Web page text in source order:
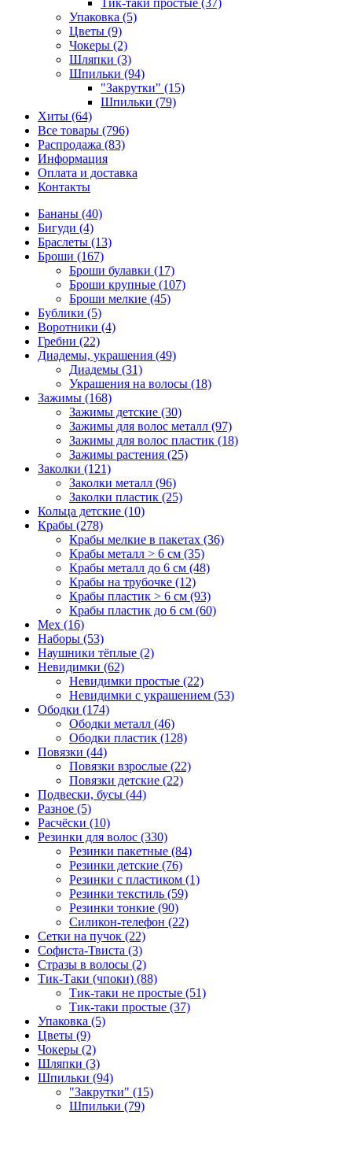
Упаковка (5)
Цветы (9)
Чокеры (2)
Шляпки (3)
Шпильки (94)
"Закрутки" (15)
Шпильки (79)
Хиты (64)
Все товары (796)
Распродажа (83)
Информация
Оплата и доставка
Контакты
Бананы (40)
Бигуди (4)
Браслеты (13)
Броши (167)
Броши булавки (17)
Броши крупные (107)
Броши мелкие (45)
Бублики (5)
Воротники (4)
Гребни (22)
Диадемы, украшения (49)
Диадемы (31)
Украшения на волосы (18)
Зажимы (168)
Зажимы детские (30)
Зажимы для волос металл (97)
Зажимы для волос пластик (18)
Зажимы растения (25)
Заколки (121)
Заколки металл (96)
Заколки пластик (25)
Кольца детские (10)
Крабы (278)
Крабы мелкие в пакетах (36)
Крабы металл > 6 см (35)
Крабы металл до 6 см (48)
Крабы на трубочке (12)
Крабы пластик > 6 см (93)
Крабы пластик до 6 см (60)
Мех (16)
Наборы (53)
Наушники тёплые (2)
Невидимки (62)
Невидимки простые (22)
Невидимки с украшением (53)
Ободки (174)
Ободки металл (46)
Ободки пластик (128)
Повязки (44)
Повязки взрослые (22)
Повязки детские (22)
Подвески, бусы (44)
Разное (5)
Расчёски (10)
Резинки для волос (330)
Резинки пакетные (84)
Резинки детские (76)
Резинки с пластиком (1)
Резинки текстиль (59)
Резинки тонкие (90)
Силикон-телефон (22)
Сетки на пучок (22)
Софиста-Твиста (3)
Стразы в волосы (2)
Тик-Таки (чпоки) (88)
Тик-таки не простые (51)
Тик-таки простые (37)
Упаковка (5)
Цветы (9)
Чокеры (2)
Шляпки (3)
Шпильки (94)
"Закрутки" (15)
Шпильки (79)